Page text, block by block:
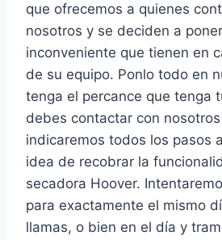
que ofrecemos a quienes
nosotros y se deciden a
inconveniente que tienen en
de su equipo. Ponlo todo en
tenga el percance que tenga
debes contactar con
indicaremos todos los pasos
idea de recobrar la
secadora Hoover.
para exactamente el mismo
llamas, o bien en el día y